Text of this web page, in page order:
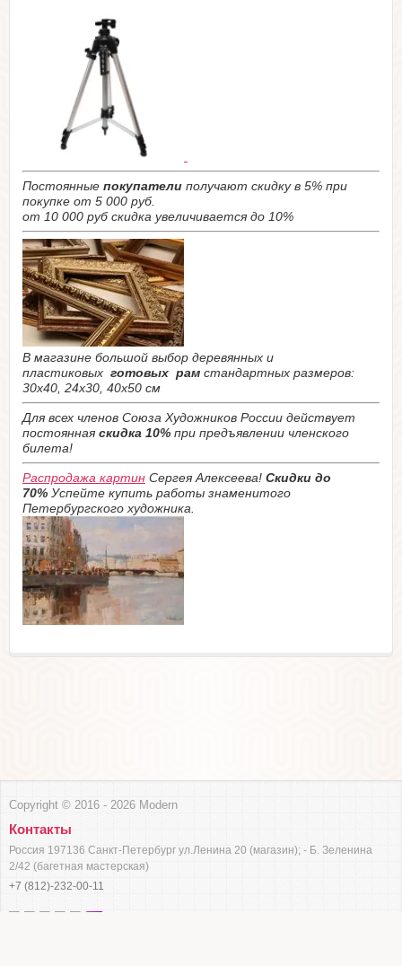
Постоянные покупатели получают скидку в 5% при
покупке от 5 000 руб.
от 10 000 руб скидка увеличивается до 10%
В магазине большой выбор деревянных и
пластиковых готовых рам стандартных размеров:
30х40, 24х30, 40х50 см
Для всех членов Союза Художников России действует
постоянная скидка 10% при предъявлении членского
билета!
Распродажа картин Сергея Алексеева! Скидки до
70% Успейте купить работы знаменитого
Петербургского художника.
Copyright © 2016 - 2026 Modern
Контакты
Россия 197136 Санкт-Петербург ул.Ленина 20 (магазин); - Б. Зеленина
2/42 (багетная мастерская)
+7 (812)-232-00-11